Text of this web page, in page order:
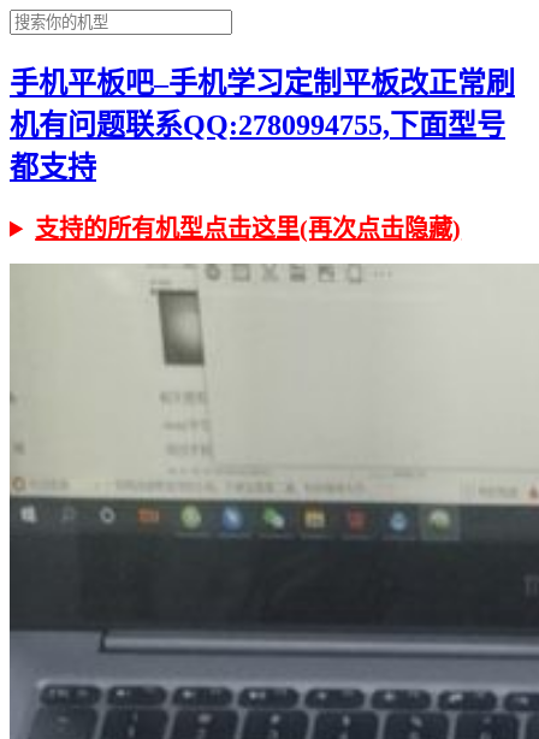
手机平板吧–手机学习定制平板改正常刷
机有问题联系QQ:2780994755,下面型号
都支持
支持的所有机型点击这里(再次点击隐藏)